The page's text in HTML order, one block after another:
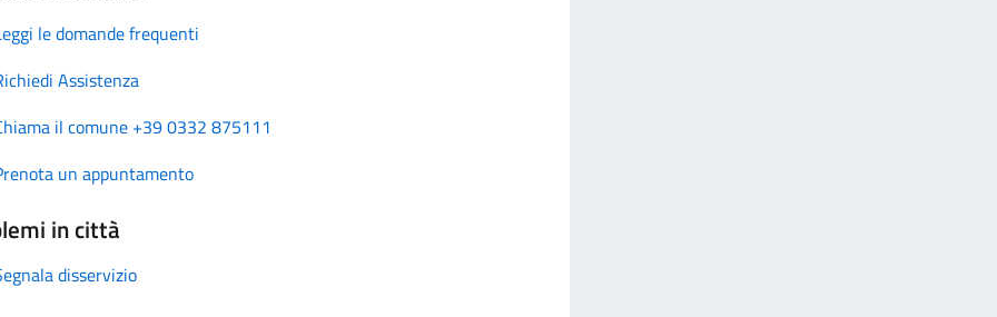
le domande frequenti
Assistenza
il comune +39 0332 875111
un appuntamento
in città
disservizio